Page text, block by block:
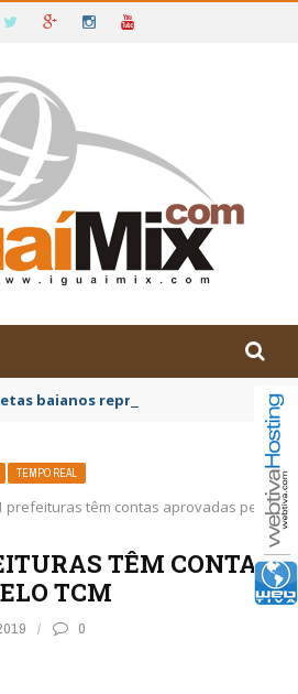
BAHIA
baianos representam o Brasil no
TEMPO REAL
prefeituras têm contas aprovadas pelo
TÊM CONTAS
TCM
0